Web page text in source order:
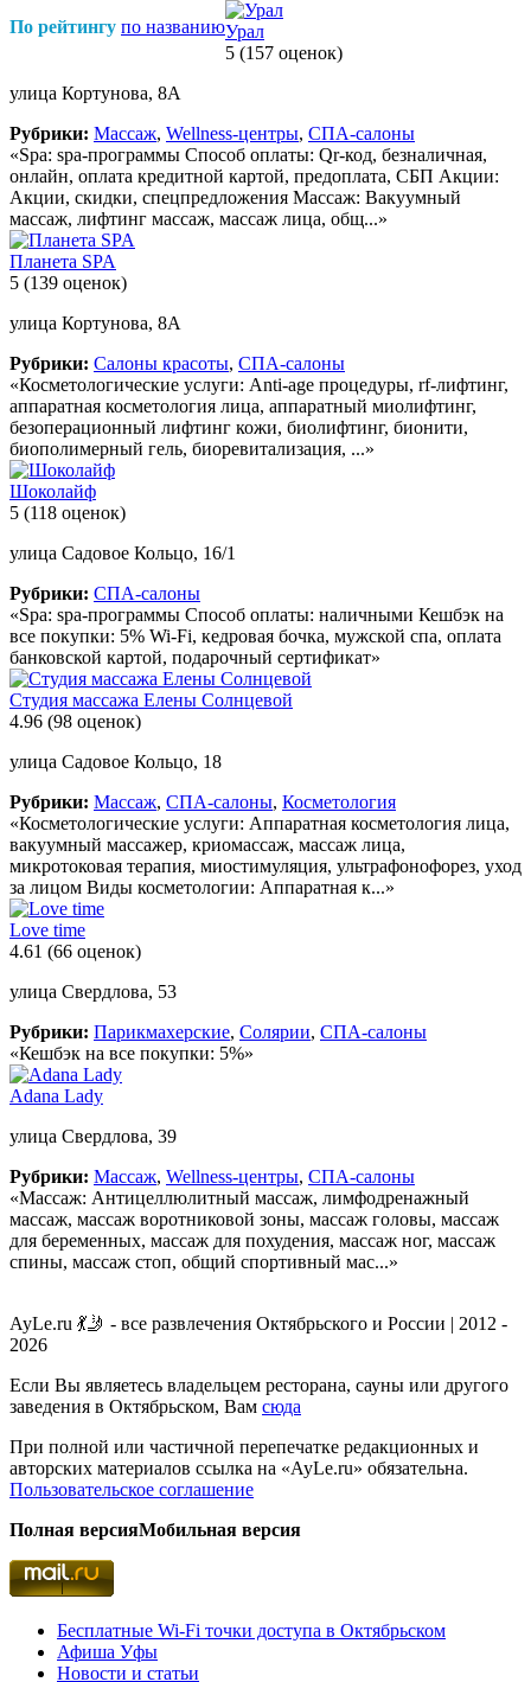
По рейтингу по названиюУрал
5 (157 оценок)
улица Кортунова, 8А
Рубрики: Массаж, Wellness-центры, СПА-салоны
«Spa: spa-программы Способ оплаты: Qr-код, безналичная,
онлайн, оплата кредитной картой, предоплата, СБП Акции:
Акции, скидки, спецпредложения Массаж: Вакуумный
массаж, лифтинг массаж, массаж лица, общ...»
Планета SPA
5 (139 оценок)
улица Кортунова, 8А
Рубрики: Салоны красоты, СПА-салоны
«Косметологические услуги: Anti-age процедуры, rf-лифтинг,
аппаратная косметология лица, аппаратный миолифтинг,
безоперационный лифтинг кожи, биолифтинг, бионити,
биополимерный гель, биоревитализация, ...»
Шоколайф
5 (118 оценок)
улица Садовое Кольцо, 16/1
Рубрики: СПА-салоны
«Spa: spa-программы Способ оплаты: наличными Кешбэк на
все покупки: 5% Wi-Fi, кедровая бочка, мужской спа, оплата
банковской картой, подарочный сертификат»
Студия массажа Елены Солнцевой
4.96 (98 оценок)
улица Садовое Кольцо, 18
Рубрики: Массаж, СПА-салоны, Косметология
«Косметологические услуги: Аппаратная косметология лица,
вакуумный массажер, криомассаж, массаж лица,
микротоковая терапия, миостимуляция, ультрафонофорез, уход
за лицом Виды косметологии: Аппаратная к...»
Love time
4.61 (66 оценок)
улица Свердлова, 53
Рубрики: Парикмахерские, Солярии, СПА-салоны
«Кешбэк на все покупки: 5%»
Adana Lady
улица Свердлова, 39
Рубрики: Массаж, Wellness-центры, СПА-салоны
«Массаж: Антицеллюлитный массаж, лимфодренажный
массаж, массаж воротниковой зоны, массаж головы, массаж
для беременных, массаж для похудения, массаж ног, массаж
спины, массаж стоп, общий спортивный мас...»
AyLe.ru 💃🤳 - все развлечения Октябрьского и России | 2012 -
2026
Если Вы являетесь владельцем ресторана, сауны или другого
заведения в Октябрьском, Вам сюда
При полной или частичной перепечатке редакционных и
авторских материалов ссылка на «AyLe.ru» обязательна.
Пользовательское соглашение
Полная версияМобильная версия
Бесплатные Wi-Fi точки доступа в Октябрьском
Афиша Уфы
Новости и статьи